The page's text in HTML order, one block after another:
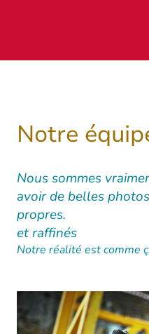
Notre
Nous sommes
avoir de belles
propres.
et raffinés
Notre réalité est comme